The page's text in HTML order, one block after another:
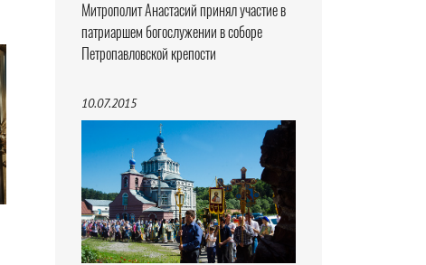
Митрополит Анастасий принял участие в
патриаршем богослужении в соборе
Петропавловской крепости
10.07.2015